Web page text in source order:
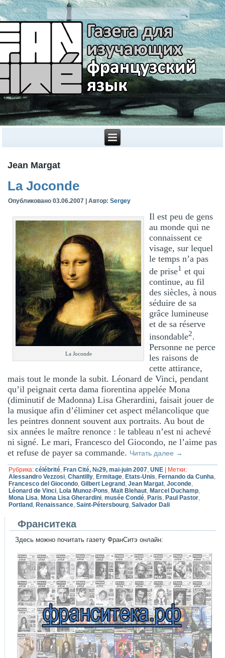
Jean Margat
La Joconde
Опубликовано 03.06.2007 |Автор: Sergey
La Joconde
Il est peu de gens
au monde qui ne
connaissent ce
visage, sur lequel
le temps n’a pas
de prise1 et qui
continue, au fil
des siècles, à nous
séduire de sa
grâce lumineuse
et de sa réserve
insondable2.
Personne ne perce
les raisons de
cette attirance,
mais tout le monde la subit. Léonard de Vinci, pendant
qu’il peignait certa dama fiorentina appelée Mona
(diminutif de Madonna) Lisa Gherardini, faisait jouer de
la musique afin d’éliminer cet aspect mélancolique que
les peintres donnent souvent aux portraits. Au bout de
six années le maître renonce : le tableau n’est ni achevé
ni signé. Le mari, Francesco del Giocondo, ne l’aime pas
et refuse de payer sa commande. Читать далее →
Рубрика: célébrité, Fran Cité, №29, mai-juin 2007,UNE
Метки:
Alessandro Vezzosi,Chantilly, Ermitage, Etats-Unis, Fernando da Cunha,
Francesco del Giocondo,Gilbert Legrand ,Jean Margat,Joconde,
Léonard de Vinci, Lola Munoz-Pons, Maït Blehaut, Marcel Duchamp,
Mona Lisa, Mona Lisa Gherardini,musée Condé, Paris, Paul Pastor,
Portland , Renaissance,Saint-Pétersbourg,Salvador Dali
Франситека
Здесь можно почитать газету ФранСитэ онлайн: